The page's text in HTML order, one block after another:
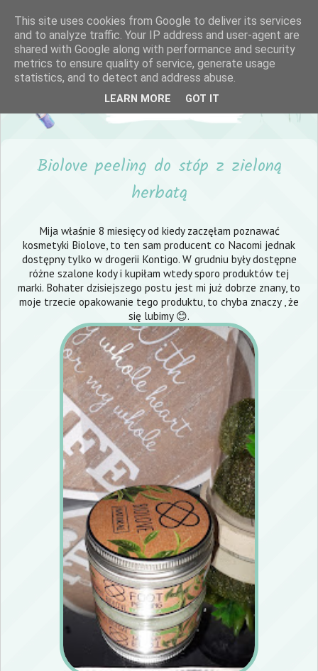
Biolove peeling do stóp z zieloną
herbatą
Mija właśnie 8 miesięcy od kiedy zaczęłam poznawać
kosmetyki Biolove, to ten sam producent co Nacomi jednak
dostępny tylko w drogerii Kontigo. W grudniu były dostępne
różne szalone kody i kupiłam wtedy sporo produktów tej
marki. Bohater dzisiejszego postu jest mi już dobrze znany, to
moje trzecie opakowanie tego produktu, to chyba znaczy , że
się lubimy 😊.
This site uses cookies from Google to deliver its services
and to analyze traffic. Your IP address and user-agent are
shared with Google along with performance and security
metrics to ensure quality of service, generate usage
statistics, and to detect and address abuse.
LEARN MORE GOT IT